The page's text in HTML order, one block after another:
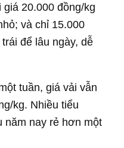
20.000 đồng/kg
và chỉ 15.000
để lâu ngày, dễ
tuần, giá vải vẫn
kg. Nhiều tiểu
năm nay rẻ hơn một